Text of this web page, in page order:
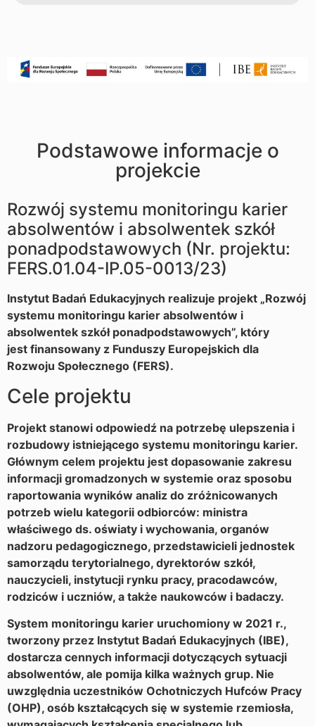
Podstawowe informacje o
projekcie
Rozwój systemu monitoringu karier
absolwentów i absolwentek szkół
ponadpodstawowych (Nr. projektu:
FERS.01.04-IP.05-0013/23)
Instytut Badań Edukacyjnych realizuje projekt „Rozwój
systemu monitoringu karier absolwentów i
absolwentek szkół ponadpodstawowych”, który
jest finansowany z Funduszy Europejskich dla
Rozwoju Społecznego (FERS).
Cele projektu
Projekt stanowi odpowiedź na potrzebę ulepszenia i
rozbudowy istniejącego systemu monitoringu karier.
Głównym celem projektu jest dopasowanie zakresu
informacji gromadzonych w systemie oraz sposobu
raportowania wyników analiz do zróżnicowanych
potrzeb wielu kategorii odbiorców: ministra
właściwego ds. oświaty i wychowania, organów
nadzoru pedagogicznego, przedstawicieli jednostek
samorządu terytorialnego, dyrektorów szkół,
nauczycieli, instytucji rynku pracy, pracodawców,
rodziców i uczniów, a także naukowców i badaczy.
System monitoringu karier uruchomiony w 2021 r.,
tworzony przez Instytut Badań Edukacyjnych (IBE),
dostarcza cennych informacji dotyczących sytuacji
absolwentów, ale pomija kilka ważnych grup. Nie
uwzględnia uczestników Ochotniczych Hufców Pracy
(OHP), osób kształcących się w systemie rzemiosła,